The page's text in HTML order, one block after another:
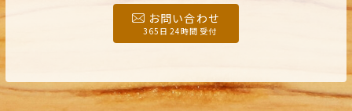
お問い合わせ
365日 24時間 受付